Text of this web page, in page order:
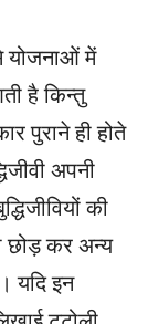
योजनाओं में
है किन्तु
पुराने ही होते
अपनी
की
छोड़ कर अन्य
यदि इन